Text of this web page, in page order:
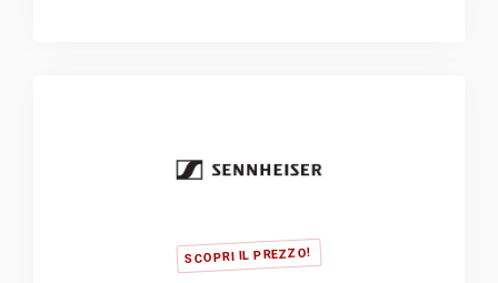
SCOPRI IL PREZZO!